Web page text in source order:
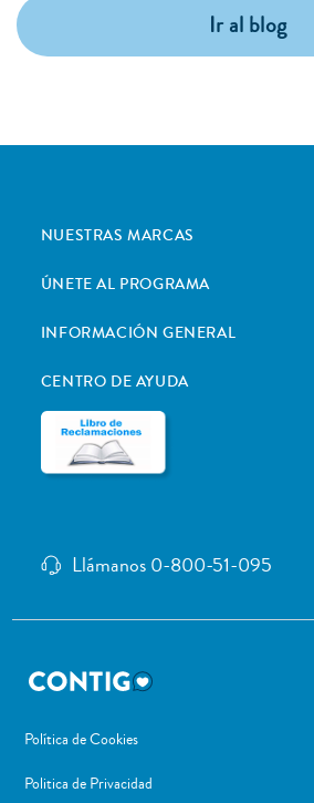
Ir al blog
NUESTRAS MARCAS
ÚNETE AL PROGRAMA
INFORMACIÓN GENERAL
CENTRO DE AYUDA
Llámanos 0-800-51-095
Política de Cookies
Politica de Privacidad